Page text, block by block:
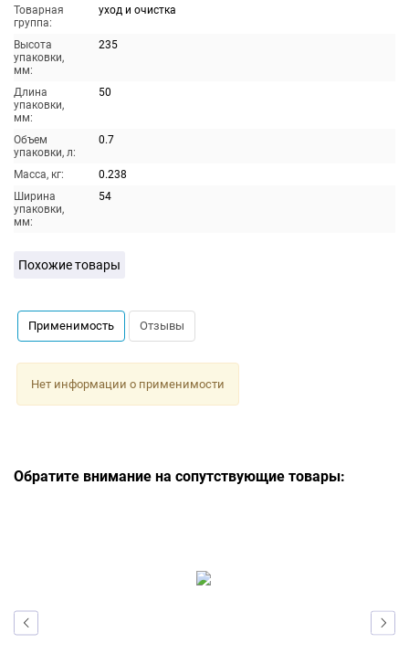
Товарная
группа:
уход и очистка
Высота
упаковки,
мм:
235
Длина
упаковки,
мм:
50
Объем
упаковки, л:
0.7
Масса, кг:
0.238
Ширина
упаковки,
мм:
54
Похожие товары
Применимость Отзывы
Нет информации о применимости
Обратите внимание на сопутствующие товары: